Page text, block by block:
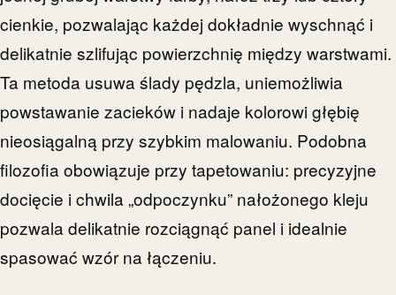
cienkie, pozwalając każdej dokładnie wyschnąć i
delikatnie szlifując powierzchnię między warstwami.
Ta metoda usuwa ślady pędzla, uniemożliwia
powstawanie zacieków i nadaje kolorowi głębię
nieosiągalną przy szybkim malowaniu. Podobna
filozofia obowiązuje przy tapetowaniu: precyzyjne
docięcie i chwila „odpoczynku” nałożonego kleju
pozwala delikatnie rozciągnąć panel i idealnie
spasować wzór na łączeniu.